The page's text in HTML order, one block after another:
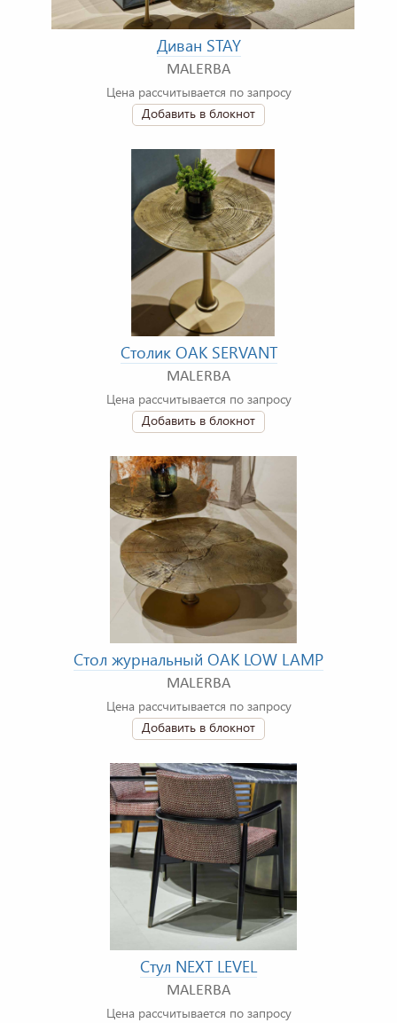
Диван STAY
MALERBA
Цена рассчитывается по запросу
Добавить в блокнот
Столик OAK SERVANT
MALERBA
Цена рассчитывается по запросу
Добавить в блокнот
Стол журнальный OAK LOW LAMP
MALERBA
Цена рассчитывается по запросу
Добавить в блокнот
Стул NEXT LEVEL
MALERBA
Цена рассчитывается по запросу